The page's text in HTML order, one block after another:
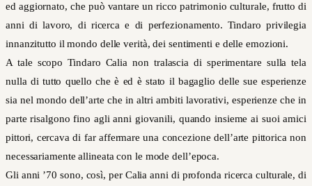
ed aggiornato, che può vantare un ricco patrimonio culturale, frutto di
anni di lavoro, di ricerca e di perfezionamento. Tindaro privilegia
innanzitutto il mondo delle verità, dei sentimenti e delle emozioni.
A tale scopo Tindaro Calia non tralascia di sperimentare sulla tela
nulla di tutto quello che è ed è stato il bagaglio delle sue esperienze
sia nel mondo dell’arte che in altri ambiti lavorativi, esperienze che in
parte risalgono fino agli anni giovanili, quando insieme ai suoi amici
pittori, cercava di far affermare una concezione dell’arte pittorica non
necessariamente allineata con le mode dell’epoca.
Gli anni ’70 sono, così, per Calia anni di profonda ricerca culturale, di